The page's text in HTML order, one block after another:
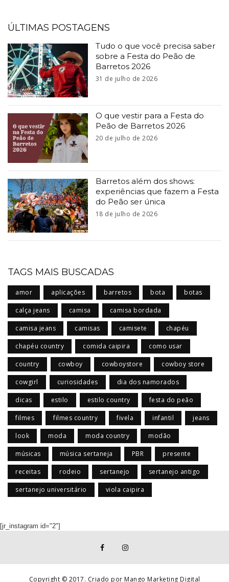
ÚLTIMAS POSTAGENS
Tudo o que você precisa saber
sobre a Festa do Peão de
Barretos 2026
31 de julho de 2026
O que vestir para a Festa do
Peão de Barretos 2026
20 de julho de 2026
Barretos além dos shows:
experiências que fazem a Festa
do Peão ser única
18 de julho de 2026
TAGS MAIS BUSCADAS
amor aplicações barretos bota botas
calça jeans camisa camisa bordada
camisa jeans camisas camisete chapéu
chapéu country comida caipira como usar
country cowboy cowboystore cowboy store
cowgirl curiosidades dia dos namorados
dicas estilo estilo country festa do peão
filmes filmes country fivela infantil jeans
look moda moda country modão
músicas música sertaneja PBR presente
receitas rodeio sertanejo sertanejo antigo
sertanejo universitário viola caipira
[jr_instagram id="2"]
Copyright © 2017. Criado por Mango Marketing Digital